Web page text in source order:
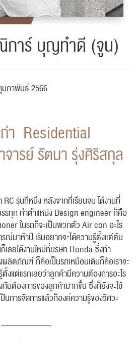
การ์ บุญทำดี (จูน)
ภาพันธ์ 2566
า Residential
ารย์ รัตนา รุ่งศิริสกุล
รุ่นที่หนึ่ง หลังจากที่เรียนจบ ได้งานที่
รทุก ทำตำแหน่ง Design engineer ก็คือ
ในรถก็จะเป็นพวกตัว Air con อะไร
ณ์มาห้าปี เริ่มอยากจะได้ความรู้ตั้งแต่ต้น
ลยได้งานใหม่ที่บริษัท Honda ซึ่งทำ
ลิตภัณฑ์ ก็คือเป็นรถเหมือนเดิมก็คือเราจะ
งแต่แรกเลยว่าลูกค้ามีความต้องการอะไร
บต้องการของลูกค้ามากขึ้น ซึ่งก็ยังจะใช้
นการจัดการแล้วก็องค์ความรู้ของวิศวะ